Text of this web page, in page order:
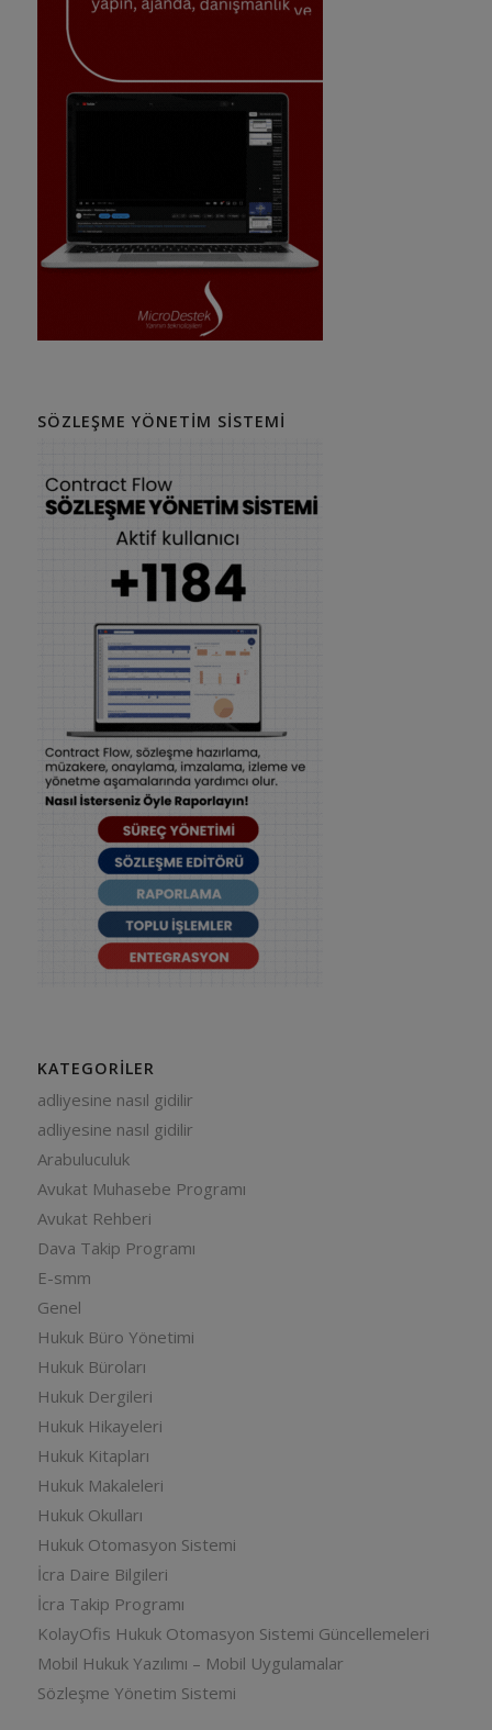
SÖZLEŞME YÖNETIM SISTEMI
KATEGORILER
adliyesine nasıl gidilir
adliyesine nasıl gidilir
Arabuluculuk
Avukat Muhasebe Programı
Avukat Rehberi
Dava Takip Programı
E-smm
Genel
Hukuk Büro Yönetimi
Hukuk Büroları
Hukuk Dergileri
Hukuk Hikayeleri
Hukuk Kitapları
Hukuk Makaleleri
Hukuk Okulları
Hukuk Otomasyon Sistemi
İcra Daire Bilgileri
İcra Takip Programı
KolayOfis Hukuk Otomasyon Sistemi Güncellemeleri
Mobil Hukuk Yazılımı – Mobil Uygulamalar
Sözleşme Yönetim Sistemi